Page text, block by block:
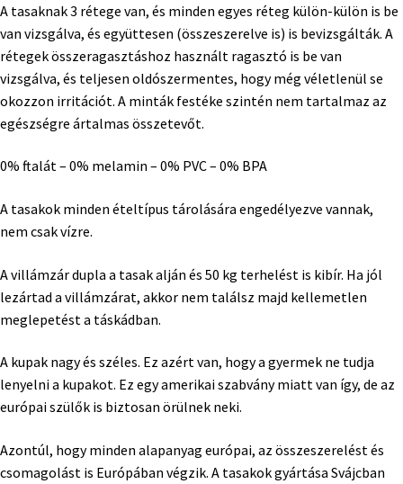
A tasaknak 3 rétege van, és minden egyes réteg külön-külön is be
van vizsgálva, és együttesen (összeszerelve is) is bevizsgálták. A
rétegek összeragasztáshoz használt ragasztó is be van
vizsgálva, és teljesen oldószermentes, hogy még véletlenül se
okozzon irritációt. A minták festéke szintén nem tartalmaz az
egészségre ártalmas összetevőt.
0% ftalát – 0% melamin – 0% PVC – 0% BPA
A tasakok minden ételtípus tárolására engedélyezve vannak,
nem csak vízre.
A villámzár dupla a tasak alján és 50 kg terhelést is kibír. Ha jól
lezártad a villámzárat, akkor nem találsz majd kellemetlen
meglepetést a táskádban.
A kupak nagy és széles. Ez azért van, hogy a gyermek ne tudja
lenyelni a kupakot. Ez egy amerikai szabvány miatt van így, de az
európai szülők is biztosan örülnek neki.
Azontúl, hogy minden alapanyag európai, az összeszerelést és
csomagolást is Európában végzik. A tasakok gyártása Svájcban